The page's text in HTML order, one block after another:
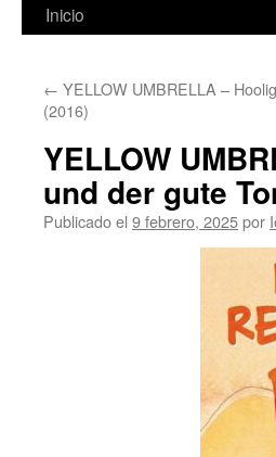
Inicio
← YELLOW UMBRELLA –
(2016)
YELLOW
und der gute
Publicado el 9 febrero, 2025por